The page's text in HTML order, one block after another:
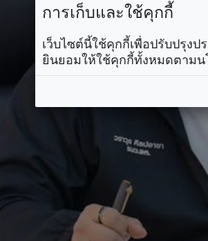
การเก็บและใช้คุกกี้
เว็บไซต์นี้ใช้คุกกี้เพื่อปรับปรุง
ยินยอมให้ใช้คุกกี้ทั้งหมดตามน